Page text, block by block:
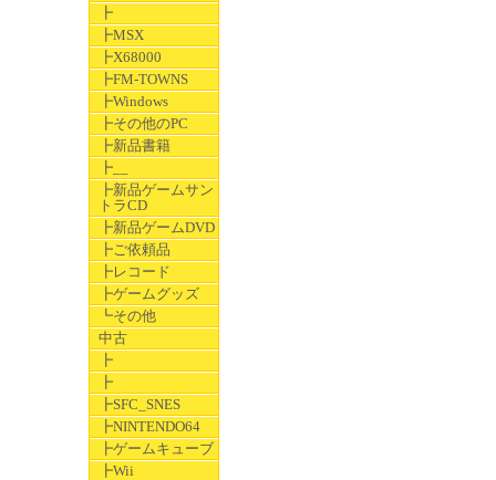
┣
┣MSX
┣X68000
┣FM-TOWNS
┣Windows
┣その他のPC
┣新品書籍
┣__
┣新品ゲームサン
トラCD
┣新品ゲームDVD
┣ご依頼品
┣レコード
┣ゲームグッズ
┗その他
中古
┣
┣
┣SFC_SNES
┣NINTENDO64
┣ゲームキューブ
┣Wii